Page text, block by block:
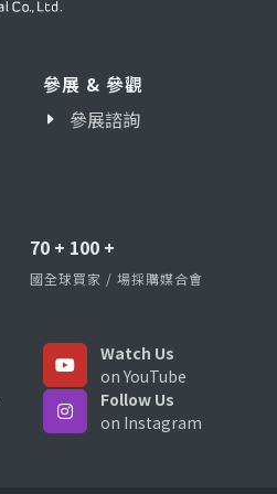
參展 & 參觀
參展諮詢
70 + 100 +
國全球買家 / 場採購媒合會
Watch Us
on YouTube
Follow Us
on Instagram